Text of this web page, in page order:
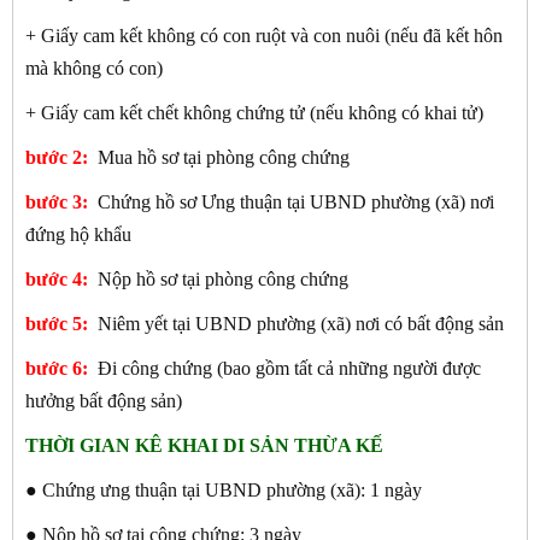
+ Giấy cam kết không có con ruột và con nuôi (nếu đã kết hôn
mà không có con)
+ Giấy cam kết chết không chứng tử (nếu không có khai tử)
bước 2: Mua hồ sơ tại phòng công chứng
bước 3: Chứng hồ sơ Ưng thuận tại UBND phường (xã) nơi
đứng hộ khẩu
bước 4: Nộp hồ sơ tại phòng công chứng
bước 5: Niêm yết tại UBND phường (xã) nơi có bất động sản
bước 6: Đi công chứng (bao gồm tất cả những người được
hưởng bất động sản)
THỜI GIAN KÊ KHAI DI SẢN THỪA KẾ
● Chứng ưng thuận tại UBND phường (xã): 1 ngày
● Nộp hồ sơ tại công chứng: 3 ngày